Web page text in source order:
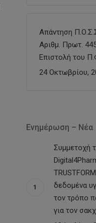
Απάντηση
Αριθμ. Πρωτ.
Επιστολή του
24 Οκτωβρίου,
Ενημέρωση – Νέα
Συμμετοχή
δεδομένα
τον τρόπο
για τον